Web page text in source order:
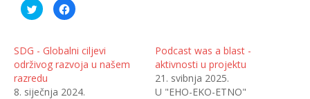
P
o
l
i
n
a
T
K
l
m
p
o
j
SDG - Globalni ciljevi
održivog razvoja u našem
razredu
8. siječnja 2024.
Podcast was a blast -
aktivnosti u projektu
21. svibnja 2025.
U "EHO-EKO-ETNO"